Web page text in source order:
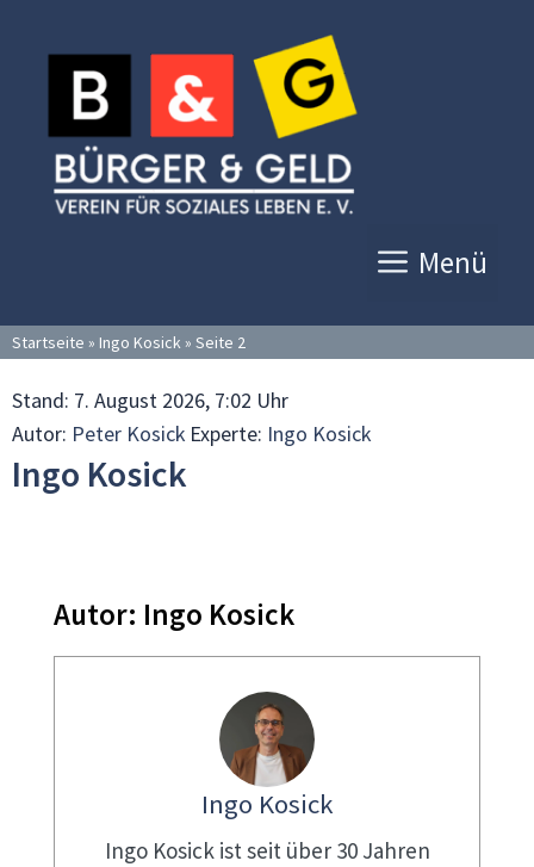
Inhalt
springen
Menü
Startseite » Ingo Kosick » Seite 2
Stand: 7. August 2026, 7:02 Uhr
Autor: Peter Kosick Experte: Ingo Kosick
Ingo Kosick
Autor: Ingo Kosick
Ingo Kosick
Ingo Kosick ist seit über 30 Jahren